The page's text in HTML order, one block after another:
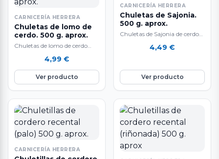
CARNICERÍA HERRERA
Chuletas de lomo de
cerdo. 500 g. aprox.
Chuletas de lomo de cerdo
aproximadamente. Muy ricas
y sabrosas, además…
4,99 €
Ver producto
CARNICERÍA HERRERA
Chuletas de Sajonia.
500 g. aprox.
Chuletas de Sajonia de cerdo
aproximadamente. Muy ricas
4,49 €
Ver producto
CARNICERÍA HERRERA